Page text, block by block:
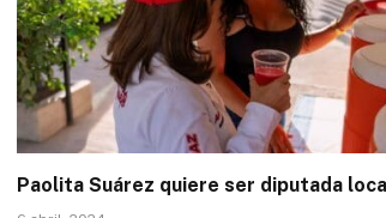
Paolita Suárez quiere ser diputada